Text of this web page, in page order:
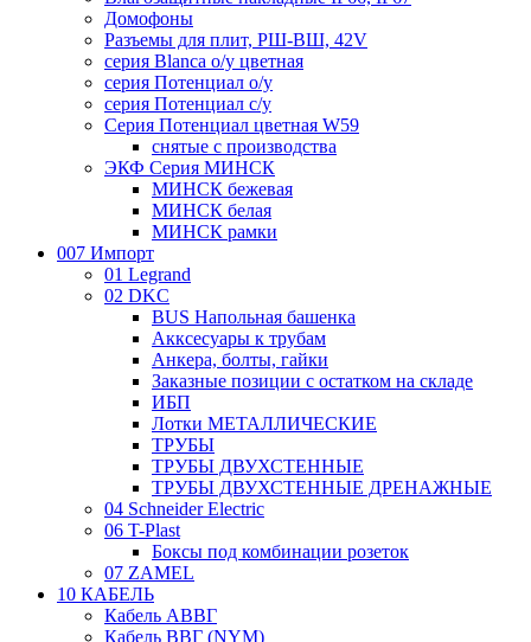
Домофоны
Разъемы для плит, РШ-ВШ, 42V
серия Blanca о/у цветная
серия Потенциал о/у
серия Потенциал с/у
Серия Потенциал цветная W59
снятые с производства
ЭКФ Серия МИНСК
МИНСК бежевая
МИНСК белая
МИНСК рамки
007 Импорт
01 Legrand
02 DKC
BUS Напольная башенка
Акксесуары к трубам
Анкера, болты, гайки
Заказные позиции с остатком на складе
ИБП
Лотки МЕТАЛЛИЧЕСКИЕ
ТРУБЫ
ТРУБЫ ДВУХСТЕННЫЕ
ТРУБЫ ДВУХСТЕННЫЕ ДРЕНАЖНЫЕ
04 Schneider Electric
06 T-Plast
Боксы под комбинации розеток
07 ZAMEL
10 КАБЕЛЬ
Кабель АВВГ
Кабель ВВГ (NYM)